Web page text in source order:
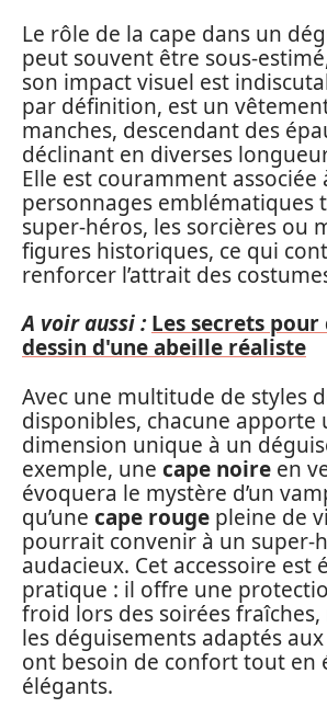
Le rôle de la cape dans un
peut souvent être sous-
son impact visuel est
par définition, est un
manches, descendant des
déclinant en diverses
Elle est couramment associée
personnages emblématiques
super-héros, les sorcières ou
figures historiques, ce qui
renforcer l’attrait des
A voir aussi : Les secrets
dessin d'une abeille réaliste
Avec une multitude de styles
disponibles, chacune apporte
dimension unique à un
exemple, une cape noire en
évoquera le mystère d’un
qu’une cape rouge pleine de
pourrait convenir à un super-
audacieux. Cet accessoire est
pratique : il offre une
froid lors des soirées
les déguisements adaptés
ont besoin de confort tout en
élégants.